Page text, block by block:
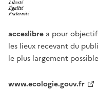
acceslibre a pour
les lieux recevant du
le plus largement
www.ecologie.gouv.fr